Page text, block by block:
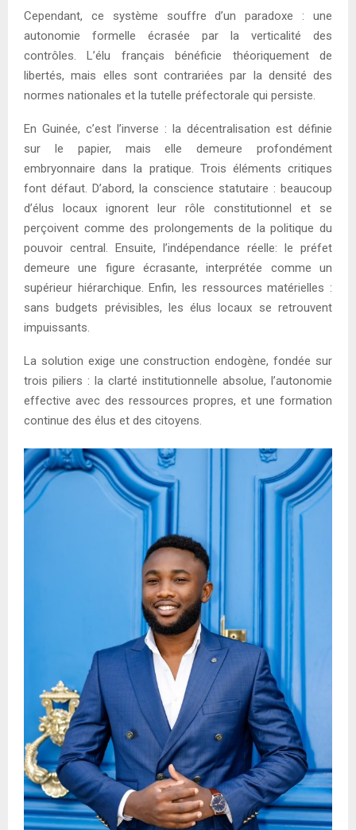
Cependant, ce système souffre d’un paradoxe : une
autonomie formelle écrasée par la verticalité des
contrôles. L’élu français bénéficie théoriquement de
libertés, mais elles sont contrariées par la densité des
normes nationales et la tutelle préfectorale qui persiste.
En Guinée, c’est l’inverse : la décentralisation est définie
sur le papier, mais elle demeure profondément
embryonnaire dans la pratique. Trois éléments critiques
font défaut. D’abord, la conscience statutaire : beaucoup
d’élus locaux ignorent leur rôle constitutionnel et se
perçoivent comme des prolongements de la politique du
pouvoir central. Ensuite, l’indépendance réelle: le préfet
demeure une figure écrasante, interprétée comme un
supérieur hiérarchique. Enfin, les ressources matérielles :
sans budgets prévisibles, les élus locaux se retrouvent
impuissants.
La solution exige une construction endogène, fondée sur
trois piliers : la clarté institutionnelle absolue, l’autonomie
effective avec des ressources propres, et une formation
continue des élus et des citoyens.